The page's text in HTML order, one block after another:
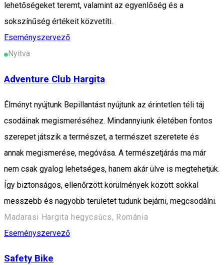
lehetőségeket teremt, valamint az egyenlőség és a
sokszínűség értékeit közvetíti.
Eseményszervező
Nyitva
Adventure Club Hargita
Élményt nyújtunk Bepillantást nyújtunk az érintetlen téli táj
csodáinak megismeréséhez. Mindannyiunk életében fontos
szerepet játszik a természet, a természet szeretete és
annak megismerése, megóvása. A természetjárás ma már
nem csak gyalog lehetséges, hanem akár ülve is megtehetjük.
Így biztonságos, ellenőrzött körülmények között sokkal
messzebb és nagyobb területet tudunk bejárni, megcsodálni.
Madarasi Hargita hegycsúcs, Románia
Eseményszervező
Safety Bike